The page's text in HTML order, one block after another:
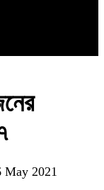
May 2021